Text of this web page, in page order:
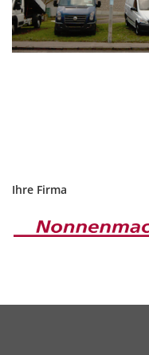
Ihre Firma